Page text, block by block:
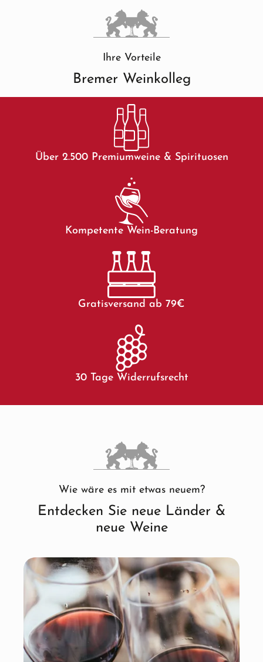
Ihre Vorteile
Bremer Weinkolleg
Über 2.500 Premiumweine & Spirituosen
Kompetente Wein-Beratung
Gratisversand ab 79€
30 Tage Widerrufsrecht
Wie wäre es mit etwas neuem?
Entdecken Sie neue Länder &
neue Weine